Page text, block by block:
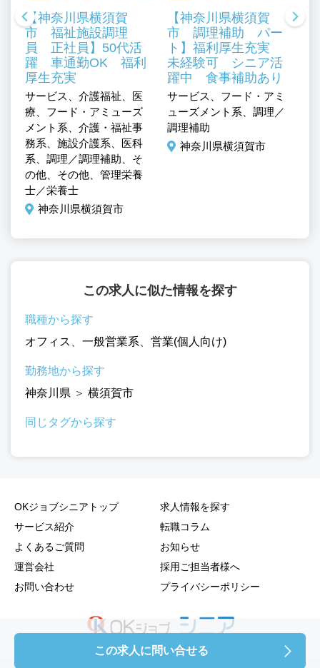
この求人に問い合せる
【神奈川県横須賀
市 福祉施設調理
員 正社員】50代活
躍 車通勤OK 福利
厚生充実
サービス、介護福祉、医
療、フード・アミューズ
メント系、介護・福祉事
務系、施設介護系、医科
系、調理／調理補助、そ
の他、その他、管理栄養
士／栄養士
神奈川県横須賀市
【神奈川県横須賀
市 調理補助 パー
ト】福利厚生充実
未経験可 シニア活
躍中 食事補助あり
サービス、フード・アミ
ューズメント系、調理／
調理補助
神奈川県横須賀市
この求人に似た情報を探す
職種から探す
オフィス 、 一般営業系、 営業(個人向け)
勤務地から探す
神奈川県 ＞ 横須賀市
同じタグから探す
OKジョブシニアトップ
サービス紹介
よくあるご質問
運営会社
お問い合わせ
求人情報を探す
転職コラム
お知らせ
採用ご担当者様へ
プライバシーポリシー